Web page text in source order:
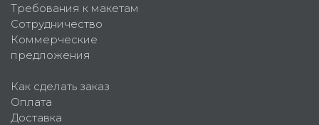
Требования к макетам
Сотрудничество
Коммерческие
предложения
Как сделать заказ
Оплата
Доставка